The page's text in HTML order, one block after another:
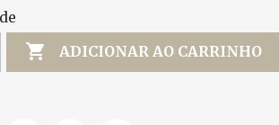
 ADICIONAR AO CARRINHO